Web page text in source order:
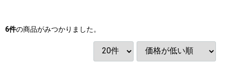
6件の商品がみつかりました。